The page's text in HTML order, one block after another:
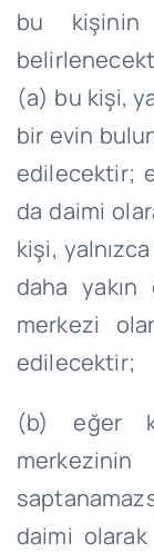
bu kişinin
(a) bu kişi,
bir evin
edilecektir;
da daimi
kişi,
daha
merkezi
edilecektir;
(b) eğer
daimi